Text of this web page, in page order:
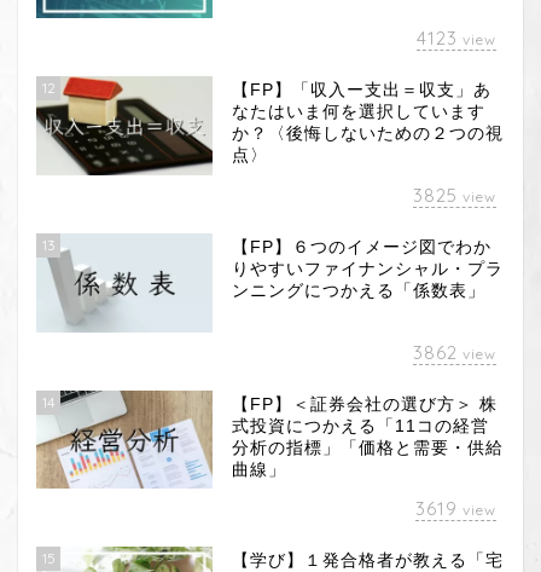
4123 view
12
【FP】「収入ー支出＝収支」あ
なたはいま何を選択しています
か？〈後悔しないための２つの視
点〉
3825 view
13
【FP】６つのイメージ図でわか
りやすいファイナンシャル・プラ
ンニングにつかえる「係数表」
3862 view
14
【FP】＜証券会社の選び方＞ 株
式投資につかえる「11コの経営
分析の指標」「価格と需要・供給
曲線」
3619 view
15
【学び】１発合格者が教える「宅